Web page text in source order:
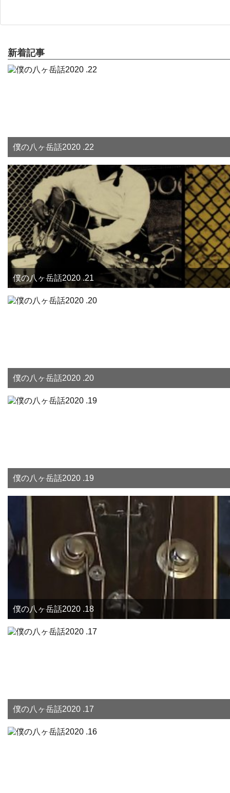
新着記事
僕の八ヶ岳話2020 .22
僕の八ヶ岳話2020 .21
僕の八ヶ岳話2020 .20
僕の八ヶ岳話2020 .19
僕の八ヶ岳話2020 .18
僕の八ヶ岳話2020 .17